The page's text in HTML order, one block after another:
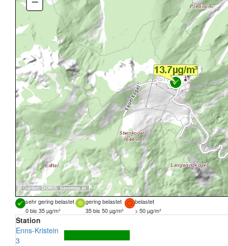
Quellen: DORIS, basemap.at
sehr gering belastet gering belastet
belastet
0 bis 35 µg/m³
35 bis 50 µg/m³ > 50 µg/m³
Station
Enns-Kristein
3